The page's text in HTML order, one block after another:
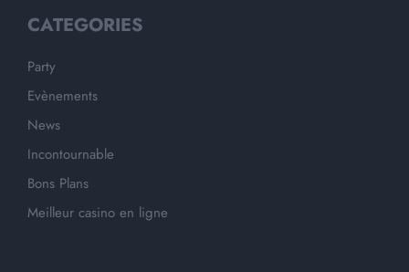
CATEGORIES
Party
Evènements
News
Incontournable
Bons Plans
Meilleur casino en ligne